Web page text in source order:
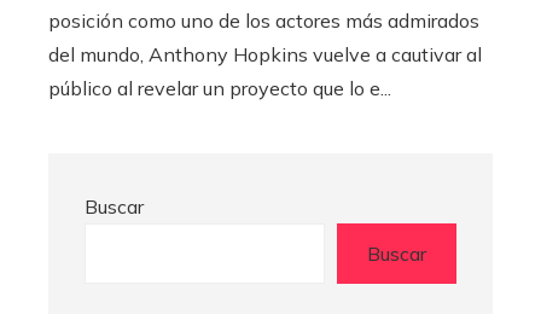
posición como uno de los actores más admirados
del mundo, Anthony Hopkins vuelve a cautivar al
público al revelar un proyecto que lo e...
Buscar
Buscar